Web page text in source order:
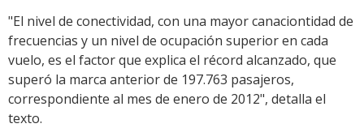
"El nivel de conectividad, con una mayor canaciontidad de
frecuencias y un nivel de ocupación superior en cada
vuelo, es el factor que explica el récord alcanzado, que
superó la marca anterior de 197.763 pasajeros,
correspondiente al mes de enero de 2012", detalla el
texto.